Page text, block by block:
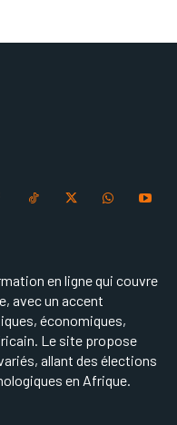
en ligne qui couvre
avec un accent
économiques,
Le site propose
allant des élections
en Afrique.